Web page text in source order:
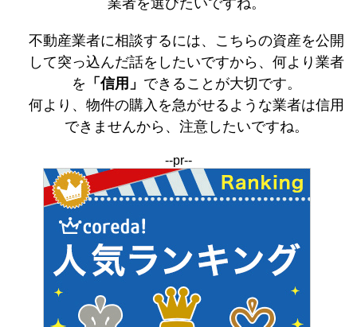
不動産業者に相談するには、こちらの資産を公開
して突っ込んだ話をしたいですから、何より業者
を 「信用」 できることが大切です。
何より、物件の購入を急がせるような業者は信用
できませんから、注意したいですね。
--pr--